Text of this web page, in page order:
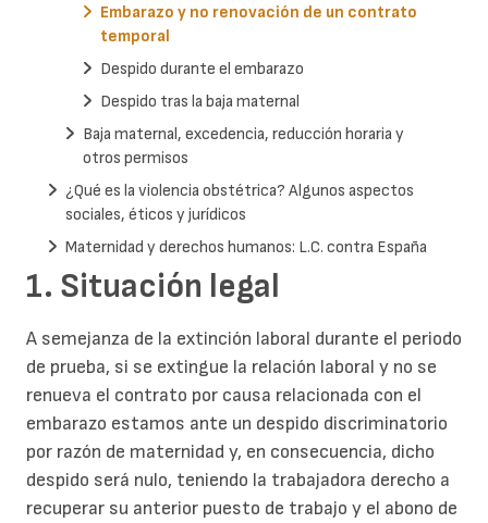
1. Situación legal
A semejanza de la extinción laboral durante el periodo
de prueba, si se extingue la relación laboral y no se
renueva el contrato por causa relacionada con el
embarazo estamos ante un despido discriminatorio
por razón de maternidad y, en consecuencia, dicho
despido será nulo, teniendo la trabajadora derecho a
recuperar su anterior puesto de trabajo y el abono de
Embarazo y no renovación de un contrato
temporal
Despido durante el embarazo
Despido tras la baja maternal
Baja maternal, excedencia, reducción horaria y
otros permisos
¿Qué es la violencia obstétrica? Algunos aspectos
sociales, éticos y jurídicos
Maternidad y derechos humanos: L.C. contra España